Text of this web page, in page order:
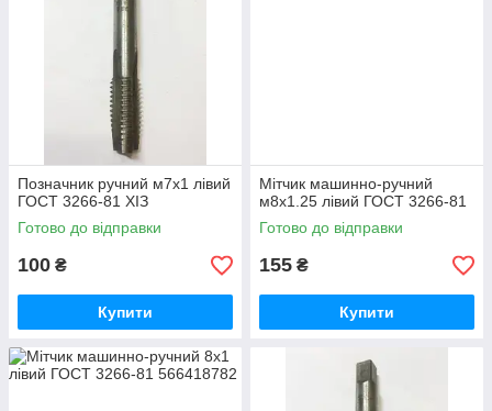
Позначник ручний м7х1 лівий
ГОСТ 3266-81 ХІЗ
Готово до відправки
100 ₴
Купити
Мітчик машинно-ручний
м8х1.25 лівий ГОСТ 3266-81
Готово до відправки
155 ₴
Купити